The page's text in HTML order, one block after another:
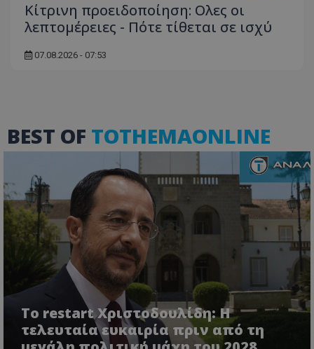
Κίτρινη προειδοποίηση: Ολες οι
λεπτομέρειες - Πότε τίθεται σε ισχύ
07.08.2026 - 07:53
BEST OF TOTHEMAONLINE
Το restart Χριστοδουλίδη: Η
τελευταία ευκαιρία πριν από τη
VISITOR_PRIVACY_METADATA
YouTube
.youtube.com